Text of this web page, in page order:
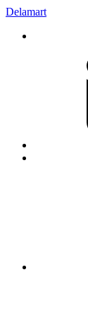
Delamart